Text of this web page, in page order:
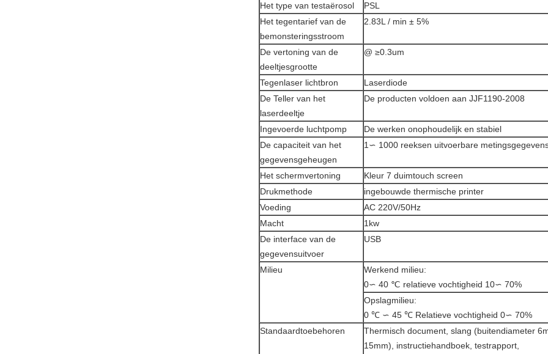
Het type van testaërosol
PSL
Het tegentarief van de
bemonsteringsstroom
2.83L / min ± 5%
De vertoning van de
deeltjesgrootte
@ ≥0.3um
Tegenlaser lichtbron
Laserdiode
De Teller van het
laserdeeltje
De producten voldoen aan JJF1190-2008
Ingevoerde luchtpomp
De werken onophoudelijk en stabiel
De capaciteit van het
gegevensgeheugen
1∽ 1000 reeksen uitvoerbare
Het schermvertoning
Kleur 7 duimtouch screen
Drukmethode
ingebouwde thermische printer
Voeding
AC 220V/50Hz
Macht
1kw
De interface van de
gegevensuitvoer
USB
Milieu
Werkend milieu:
0∽ 40 ℃ relatieve vochtigheid 10∽ 70%
Opslagmilieu:
0 ℃ ∽ 45 ℃ Relatieve vochtigheid 0∽ 70%
Standaardtoebehoren
Thermisch document, slang (buitendiameter
15mm), instructiehandboek, testrapport,